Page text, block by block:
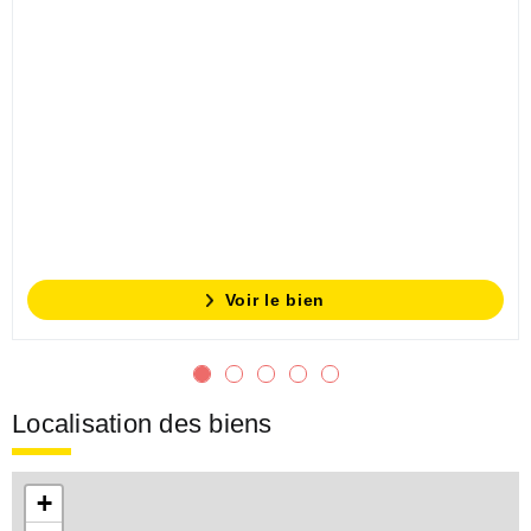
Voir le bien
Localisation des biens
+